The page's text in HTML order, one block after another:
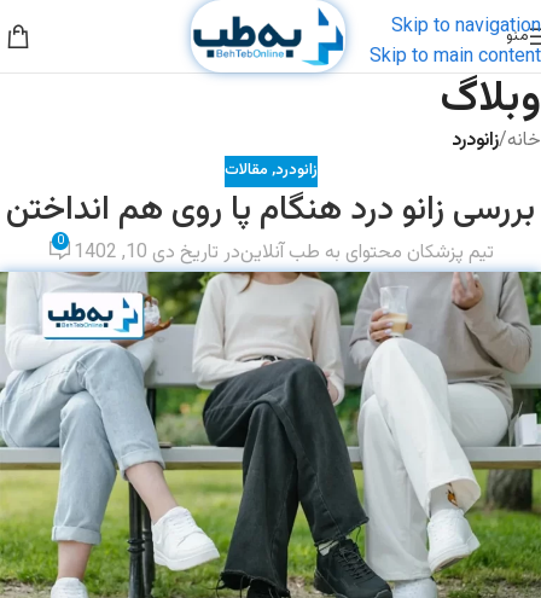
Skip to navigation
Skip to main content
منو
وبلاگ
خانه/زانودرد
زانودرد, مقالات
بررسی زانو درد هنگام پا روی هم انداختن
تیم پزشکان محتوای به طب آنلایندر تاریخ دی 10, 1402 0